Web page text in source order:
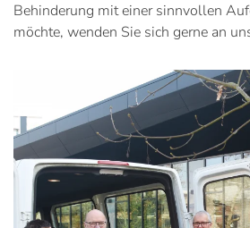
Behinderung mit einer sinnvollen
möchte, wenden Sie sich gerne an